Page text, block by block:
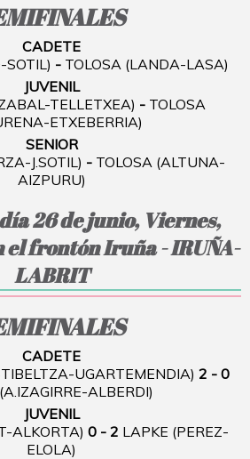
CADETE
SOTIL) - TOLOSA (LANDA-LASA)
JUVENIL
TELLETXEA) - TOLOSA
ETXEBERRIA)
SENIOR
J.SOTIL) - TOLOSA (ALTUNA-
AIZPURU)
26 de junio, Viernes,
el frontón Iruña - IRUÑA-
LABRIT
CADETE
UGARTEMENDIA) 2 - 0
ALBERDI)
JUVENIL
ALKORTA) 0 - 2 LAPKE (PEREZ-
ELOLA)